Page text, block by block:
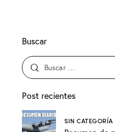
Buscar
Post recientes
SIN CATEGORÍA